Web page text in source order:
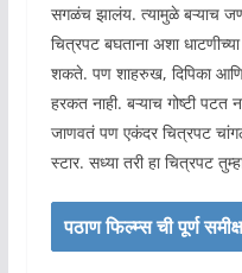
सगळंच झालंय. त्यामुळे बऱ्याच
चित्रपट बघताना अशा
शकते. पण शाहरुख, दिपिका आणि
हरकत नाही. बऱ्याच गोष्टी
जाणवतं पण एकंदर चित्रपट
स्टार. सध्या तरी हा चित्रपट
पठाण फिल्म्स ची पूर्ण